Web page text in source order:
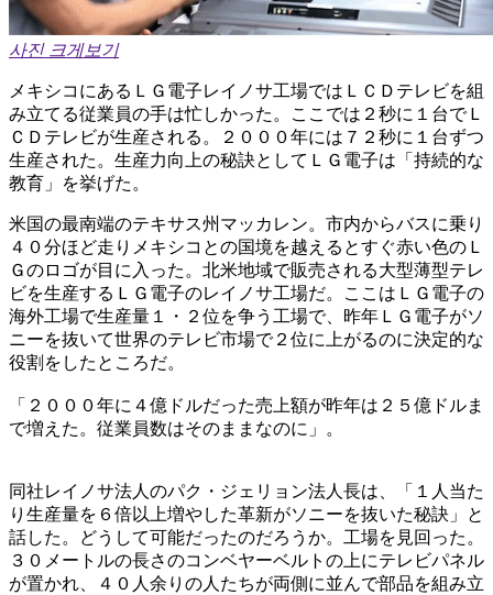
사진 크게보기
メキシコにあるＬＧ電子レイノサ工場ではＬＣＤテレビを組
み立てる従業員の手は忙しかった。ここでは２秒に１台でＬ
ＣＤテレビが生産される。２０００年には７２秒に１台ずつ
生産された。生産力向上の秘訣としてＬＧ電子は「持続的な
教育」を挙げた。
米国の最南端のテキサス州マッカレン。市内からバスに乗り
４０分ほど走りメキシコとの国境を越えるとすぐ赤い色のＬ
Ｇのロゴが目に入った。北米地域で販売される大型薄型テレ
ビを生産するＬＧ電子のレイノサ工場だ。ここはＬＧ電子の
海外工場で生産量１・２位を争う工場で、昨年ＬＧ電子がソ
ニーを抜いて世界のテレビ市場で２位に上がるのに決定的な
役割をしたところだ。
「２０００年に４億ドルだった売上額が昨年は２５億ドルま
で増えた。従業員数はそのままなのに」。
同社レイノサ法人のパク・ジェリョン法人長は、「１人当た
り生産量を６倍以上増やした革新がソニーを抜いた秘訣」と
話した。どうして可能だったのだろうか。工場を見回った。
３０メートルの長さのコンベヤーベルトの上にテレビパネル
が置かれ、４０人余りの人たちが両側に並んで部品を組み立